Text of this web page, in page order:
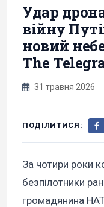
Удар
війну
новий
The
31 травня 2026
ПОДІЛИТИСЯ:
За чотири роки
безпілотники
громадянина